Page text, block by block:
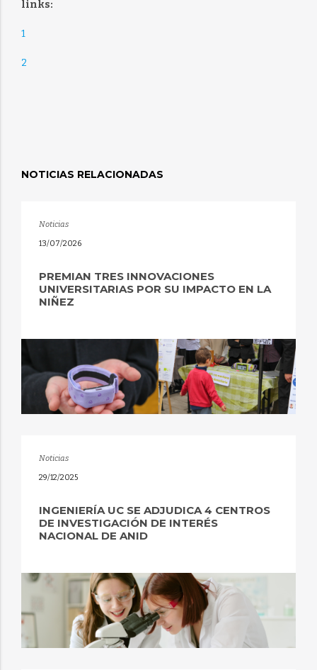
links:
1
2
NOTICIAS RELACIONADAS
Noticias
13/07/2026
PREMIAN TRES INNOVACIONES
UNIVERSITARIAS POR SU IMPACTO EN LA
NIÑEZ
Noticias
29/12/2025
INGENIERÍA UC SE ADJUDICA 4 CENTROS
DE INVESTIGACIÓN DE INTERÉS
NACIONAL DE ANID